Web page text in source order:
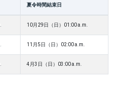
夏令時間結束日
10月29日（日）01:00 a.m.
11月5日（日）02:00 a.m.
4月3日（日）03:00 a.m.